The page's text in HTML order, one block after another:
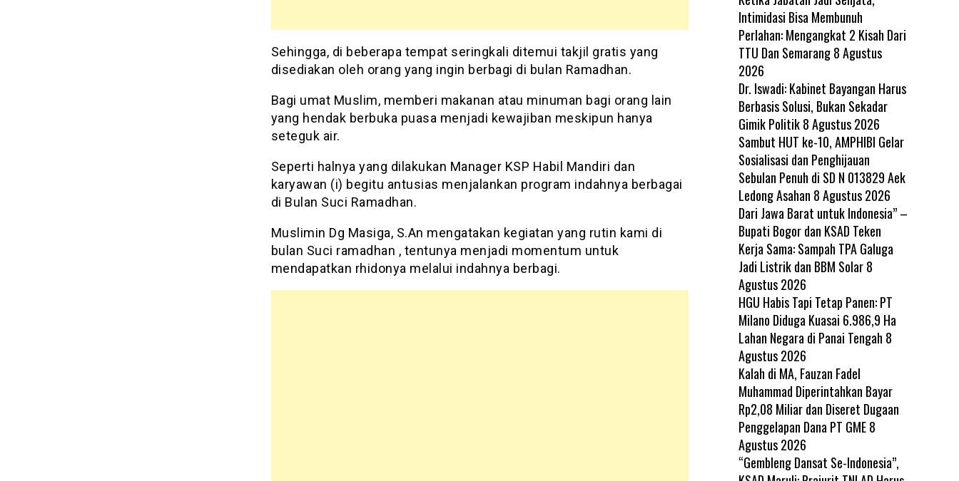
Sehingga, di beberapa tempat seringkali ditemui takjil gratis yang
disediakan oleh orang yang ingin berbagi di bulan Ramadhan.
Bagi umat Muslim, memberi makanan atau minuman bagi orang lain
yang hendak berbuka puasa menjadi kewajiban meskipun hanya
seteguk air.
Seperti halnya yang dilakukan Manager KSP Habil Mandiri dan
karyawan (i) begitu antusias menjalankan program indahnya berbagai
di Bulan Suci Ramadhan.
Muslimin Dg Masiga, S.An mengatakan kegiatan yang rutin kami di
bulan Suci ramadhan , tentunya menjadi momentum untuk
mendapatkan rhidonya melalui indahnya berbagi.
Intimidasi Bisa Membunuh
Perlahan: Mengangkat 2 Kisah Dari
TTU Dan Semarang 8 Agustus
2026
Dr. Iswadi: Kabinet Bayangan Harus
Berbasis Solusi, Bukan Sekadar
Gimik Politik 8 Agustus 2026
Sambut HUT ke-10, AMPHIBI Gelar
Sosialisasi dan Penghijauan
Sebulan Penuh di SD N 013829 Aek
Ledong Asahan 8 Agustus 2026
Dari Jawa Barat untuk Indonesia” –
Bupati Bogor dan KSAD Teken
Kerja Sama: Sampah TPA Galuga
Jadi Listrik dan BBM Solar 8
Agustus 2026
HGU Habis Tapi Tetap Panen: PT
Milano Diduga Kuasai 6.986,9 Ha
Lahan Negara di Panai Tengah 8
Agustus 2026
Kalah di MA, Fauzan Fadel
Muhammad Diperintahkan Bayar
Rp2,08 Miliar dan Diseret Dugaan
Penggelapan Dana PT GME 8
Agustus 2026
“Gembleng Dansat Se-Indonesia”,